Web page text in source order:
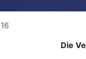
Die